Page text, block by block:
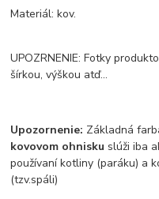
Materiál: kov.
UPOZRNENIE: Fotky
šírkou, výškou atď...
Upozornenie: Základná
kovovom ohnisku slúži iba
používaní kotliny (paráku) a
(tzv.spáli)